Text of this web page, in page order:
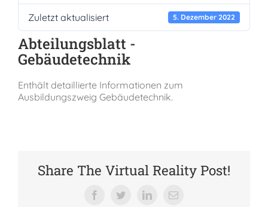
Verein der Freunde
Jobs
Absolventenverband
Zuletzt aktualisiert 5. Dezember 2022
Abteilungsblatt -
Gebäudetechnik
Enthält detaillierte Informationen zum
Ausbildungszweig Gebäudetechnik.
Share The Virtual Reality Post!
FacebookTwitterLinkedIn
E-